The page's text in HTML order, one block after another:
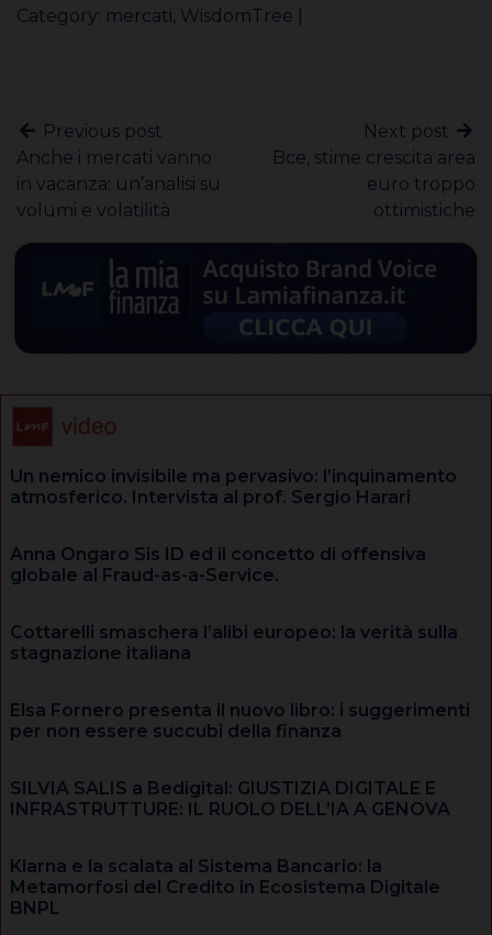
Category: mercati, WisdomTree
Previous post
Anche i mercati vanno
in vacanza: un’analisi su
volumi e volatilità
Next post
Bce, stime crescita area
euro troppo
ottimistiche
Un nemico invisibile ma pervasivo: l’inquinamento
atmosferico. Intervista al prof. Sergio Harari
Anna Ongaro Sis ID ed il concetto di offensiva
globale al Fraud-as-a-Service.
Cottarelli smaschera l’alibi europeo: la verità sulla
stagnazione italiana
Elsa Fornero presenta il nuovo libro: i suggerimenti
per non essere succubi della finanza
SILVIA SALIS a Bedigital: GIUSTIZIA DIGITALE E
INFRASTRUTTURE: IL RUOLO DELL’IA A GENOVA
Klarna e la scalata al Sistema Bancario: la
Metamorfosi del Credito in Ecosistema Digitale
BNPL